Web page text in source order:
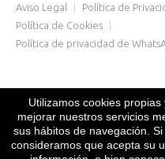
Aviso Legal Política de
Política de Cookies
Política de privacidad de
Utilizamos cookies
mejorar nuestros servicios
sus hábitos de navegación.
consideramos que acepta su